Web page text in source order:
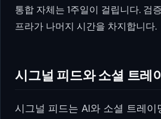
통합 자체는 1주일이 걸립니다. 검
프라가 나머지 시간을 차지합니다.
시그널 피드와 소셜 트레
시그널 피드는 AI와 소셜 트레이